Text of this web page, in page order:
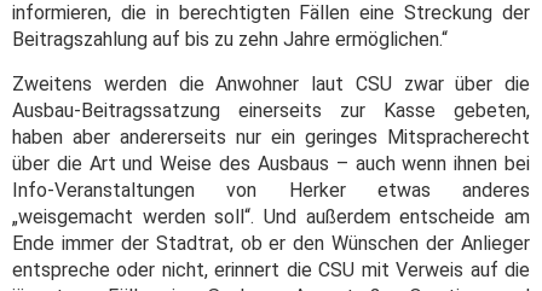
informieren, die in berechtigten Fällen eine Streckung der
Beitragszahlung auf bis zu zehn Jahre ermöglichen.“
Zweitens werden die Anwohner laut CSU zwar über die
Ausbau-Beitragssatzung einerseits zur Kasse gebeten,
haben aber andererseits nur ein geringes Mitspracherecht
über die Art und Weise des Ausbaus – auch wenn ihnen bei
Info-Veranstaltungen von Herker etwas anderes
„weisgemacht werden soll“. Und außerdem entscheide am
Ende immer der Stadtrat, ob er den Wünschen der Anlieger
entspreche oder nicht, erinnert die CSU mit Verweis auf die